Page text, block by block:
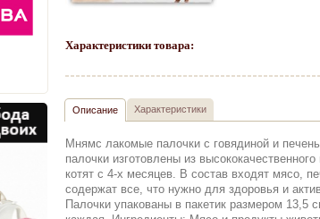
Характеристики товара:
Описание Характеристики
Мнямс лакомые палочки с говядиной и
палочки изготовлены из
котят с 4-х месяцев. В состав входят мясо,
содержат все, что нужно для здоровья и
Палочки упакованы в пакетик размером 13,5